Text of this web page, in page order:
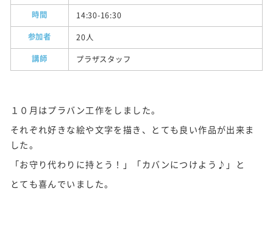
時間
14:30-16:30
参加者
20人
講師
プラザスタッフ
１０月はプラバン工作をしました。
それぞれ好きな絵や文字を描き、とても良い作品が出来ま
した。
「お守り代わりに持とう！」「カバンにつけよう♪」と
とても喜んでいました。